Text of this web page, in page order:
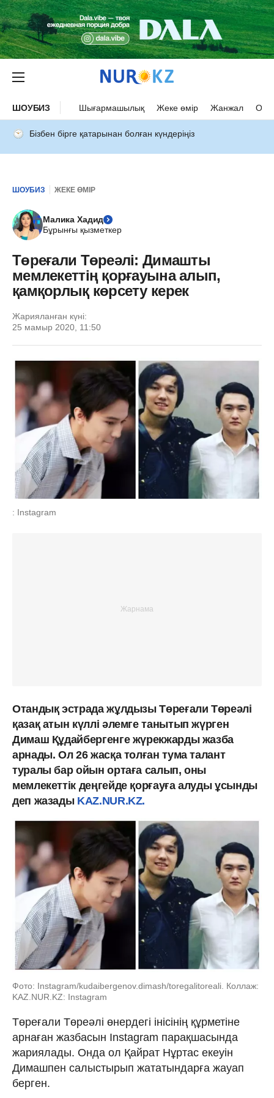
ШОУБИЗ Шығармашылық Жеке өмір Жанжал
Бізбен бірге қатарынан болған күндеріңіз
ШОУБИЗ ЖЕКЕ ӨМІР
Малика Хадид
Бұрынғы қызметкер
Төреғали Төреәлі: Димашты
мемлекеттің қорғауына алып,
қамқорлық көрсету керек
Жарияланған күні:
25 мамыр 2020, 11:50
: Instagram
Отандық эстрада жұлдызы Төреғали Төреәлі
қазақ атын күллі әлемге танытып жүрген
Димаш Құдайбергенге жүрекжарды жазба
арнады. Ол 26 жасқа толған тума талант
туралы бар ойын ортаға салып, оны
мемлекеттік деңгейде қорғауға алуды ұсынды
деп жазады KAZ.NUR.KZ.
Фото: Instagram/kudaibergenov.dimash/toregalitoreali. Коллаж:
KAZ.NUR.KZ: Instagram
Төреғали Төреәлі өнердегі інісінің құрметіне
арнаған жазбасын Instagram парақшасында
жариялады. Онда ол Қайрат Нұртас екеуін
Димашпен салыстырып жататындарға жауап
берген.